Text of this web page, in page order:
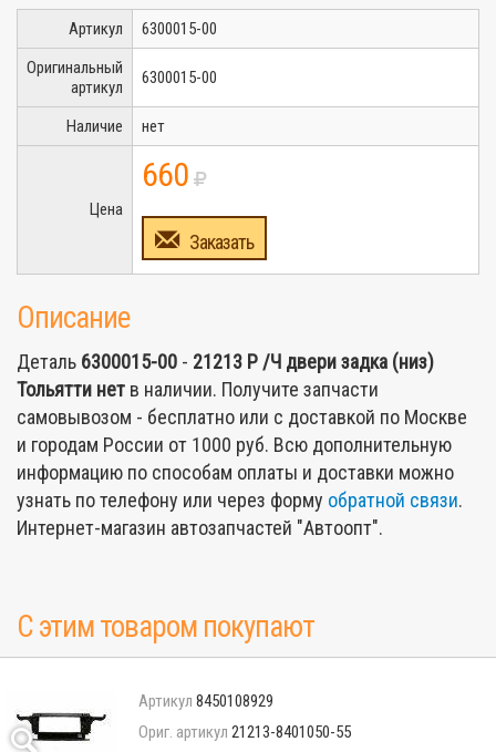
Артикул
6300015-00
Оригинальный
артикул
6300015-00
Наличие нет
Цена
660
Заказать
Описание
Деталь 6300015-00 - 21213 Р /Ч двери задка (низ)
Тольятти нет в наличии. Получите запчасти
самовывозом - бесплатно или с доставкой по Москве
и городам России от 1000 руб. Всю дополнительную
информацию по способам оплаты и доставки можно
узнать по телефону или через форму обратной связи.
Интернет-магазин автозапчастей "Автоопт".
С этим товаром покупают
8450108929
21213-8401050-55